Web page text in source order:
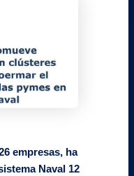
empresas, ha
Naval 12